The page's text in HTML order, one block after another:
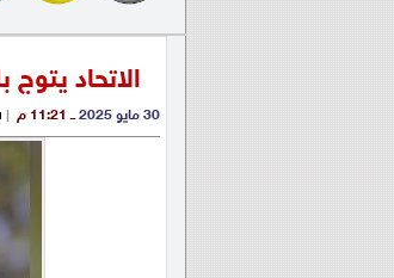
الاتحاد
30 مايو 2025 ــ 11:21 م |